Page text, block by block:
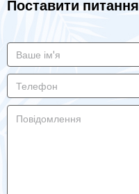
Поставити питання